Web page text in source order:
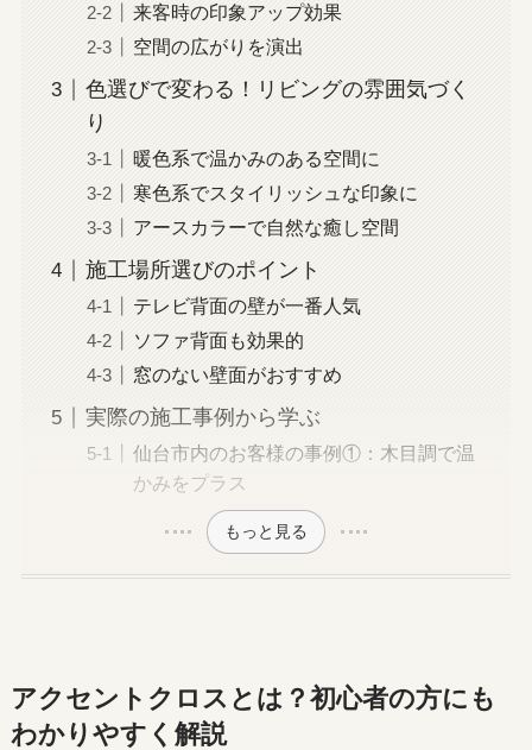
来客時の印象アップ効果
空間の広がりを演出
色選びで変わる！リビングの雰囲気づく
り
暖色系で温かみのある空間に
寒色系でスタイリッシュな印象に
アースカラーで自然な癒し空間
施工場所選びのポイント
テレビ背面の壁が一番人気
ソファ背面も効果的
窓のない壁面がおすすめ
実際の施工事例から学ぶ
仙台市内のお客様の事例①：木目調で温
かみをプラス
もっと見る
アクセントクロスとは？初心者の方にも
わかりやすく解説